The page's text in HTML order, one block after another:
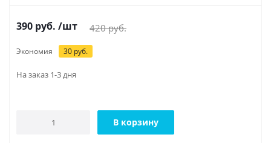
390 руб. /шт 420руб.
Экономия 30 руб.
На заказ 1-3 дня
В корзину